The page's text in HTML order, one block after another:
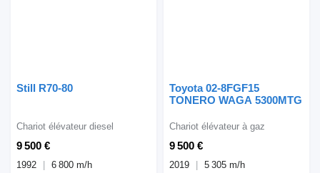
Still R70-80
9 500 €
Chariot élévateur diesel
1992 6 800 m/h
Toyota 02-8FGF15
TONERO WAGA 5300MTG
9 500 €
Chariot élévateur à gaz
2019 5 305 m/h